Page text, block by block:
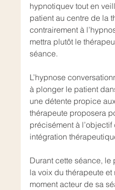
hypnotiquev tout en
patient au centre de la
contrairement à
mettra plutôt le
séance.
L’hypnose
à plonger le patient
une détente propice
thérapeute proposera
précisément à l’objectif
intégration
Durant cette séance, le
la voix du thérapeute et
moment acteur de sa